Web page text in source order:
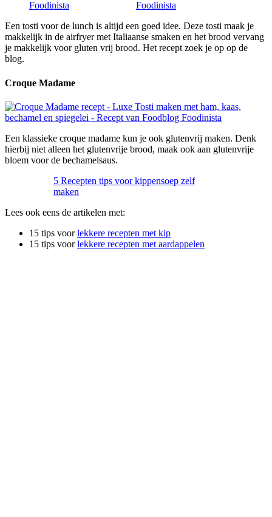
Een tosti voor de lunch is altijd een goed idee. Deze tosti maak je
makkelijk in de airfryer met Italiaanse smaken en het brood vervang
je makkelijk voor gluten vrij brood. Het recept zoek je op op de
blog.
Croque Madame
Een klassieke croque madame kun je ook glutenvrij maken. Denk
hierbij niet alleen het glutenvrije brood, maak ook aan glutenvrije
bloem voor de bechamelsaus.
5 Recepten tips voor kippensoep zelf
maken
Lees ook eens de artikelen met:
15 tips voorlekkere recepten met kip
15 tips voorlekkere recepten met aardappelen